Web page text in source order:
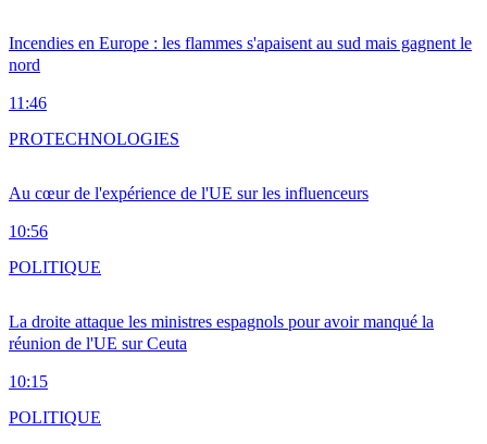
Incendies en Europe : les flammes s'apaisent au sud mais gagnent le
nord
11:46
Au cœur de l'expérience de l'UE sur les influenceurs
10:56
PROTECHNOLOGIES
La droite attaque les ministres espagnols pour avoir manqué la
réunion de l'UE sur Ceuta
10:15
POLITIQUE
POLITIQUE